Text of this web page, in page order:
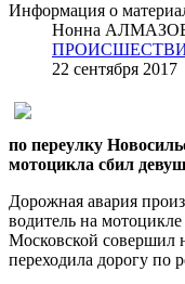
Информация о
Нонна
22 сентября 2017
по переулку
мотоцикла сбил
Дорожная авария
водитель на
Московской совершил
переходила дорогу по